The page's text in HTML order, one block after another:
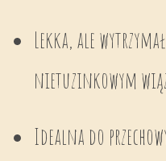
Lekka, ale
nietuzinkowym
Idealna do